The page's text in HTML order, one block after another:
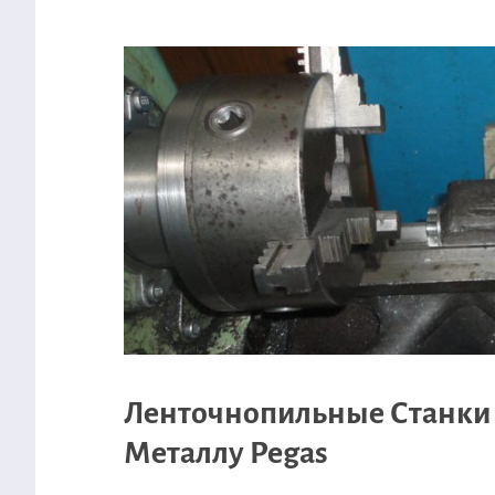
Ленточнопильные Станки
Металлу Pegas